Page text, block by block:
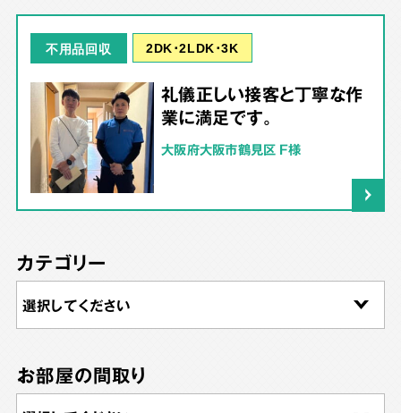
不用品回収 2DK･2LDK･3K
礼儀正しい接客と丁寧な作
業に満足です。
大阪府大阪市鶴見区 F様
カテゴリー
お部屋の間取り